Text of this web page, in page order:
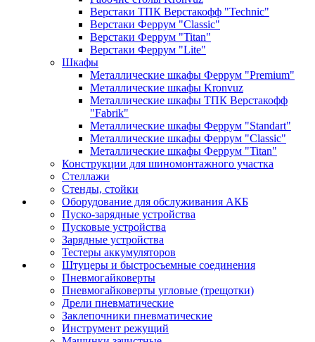
Верстаки ТПК Верстакофф "Technic"
Верстаки Феррум "Classic"
Верстаки Феррум "Titan"
Верстаки Феррум "Lite"
Шкафы
Металлические шкафы Феррум "Premium"
Металлические шкафы Kronvuz
Металлические шкафы ТПК Верстакофф
"Fabrik"
Металлические шкафы Феррум "Standart"
Металлические шкафы Феррум "Classic"
Металлические шкафы Феррум "Titan"
Конструкции для шиномонтажного участка
Стеллажи
Стенды, стойки
Оборудование для обслуживания АКБ
Пуско-зарядные устройства
Пусковые устройства
Зарядные устройства
Тестеры аккумуляторов
Штуцеры и быстросъемные соединения
Пневмогайковерты
Пневмогайковерты угловые (трещотки)
Дрели пневматические
Заклепочники пневматические
Инструмент режущий